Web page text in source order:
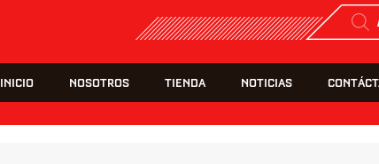
de
INICIO NOSOTROS TIENDA NOTICIAS